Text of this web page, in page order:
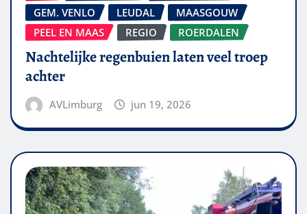
GEM. VENLO
LEUDAL
MAASGOUW
PEEL EN MAAS
REGIO ROERDALEN
Nachtelijke regenbuien laten veel troep
achter
AVLimburg jun 19, 2026